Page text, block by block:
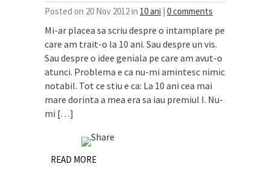
Posted on 20 Nov 2012 in 10 ani | 0 comments
Mi-ar placea sa scriu despre o intamplare pe
care am trait-o la 10 ani. Sau despre un vis.
Sau despre o idee geniala pe care am avut-o
atunci. Problema e ca nu-mi amintesc nimic
notabil. Tot ce stiu e ca: La 10 ani cea mai
mare dorinta a mea era sa iau premiul I. Nu-
mi […]
READ MORE